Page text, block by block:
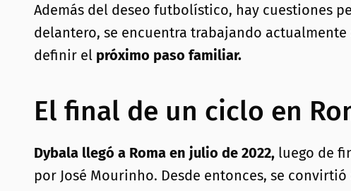
Además del deseo futbolístico, hay cuestiones
delantero, se encuentra trabajando actualmente
definir el próximo paso familiar.
El final de un ciclo en
Dybala llegó a Roma en julio de 2022, luego de
por José Mourinho. Desde entonces, se